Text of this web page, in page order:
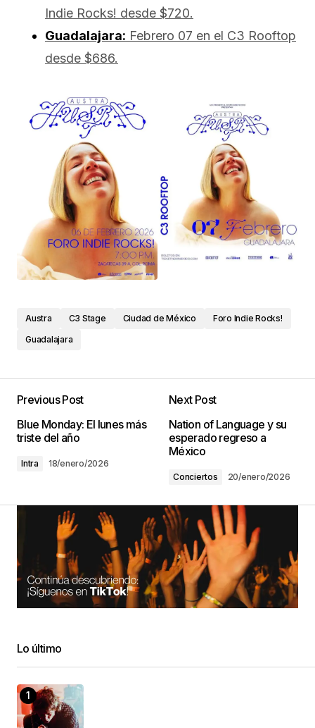
Indie Rocks! desde $720.
Guadalajara: Febrero 07 en el C3 Rooftop
desde $686.
Austra C3 Stage Ciudad de México
Foro Indie Rocks!
Guadalajara
Previous Post
Blue Monday: El lunes más
triste del año
Intra 18/enero/2026
Next Post
Nation of Language y su
esperado regreso a
México
Conciertos 20/enero/2026
Lo último